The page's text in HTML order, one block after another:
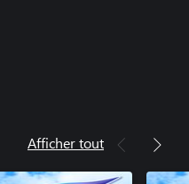
Afficher tout